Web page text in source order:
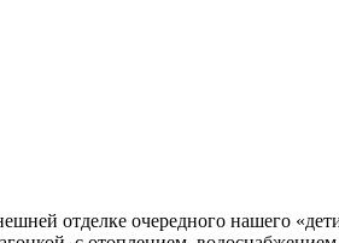
отделке очередного нашего